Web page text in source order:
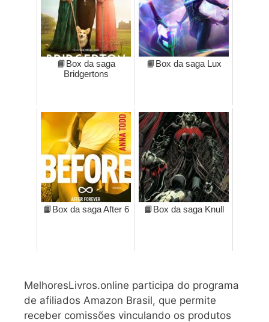
📙Box da saga
Bridgertons
📙Box da saga Lux
📙Box da saga After 6 📙Box da saga Knull
MelhoresLivros.online participa do programa
de afiliados Amazon Brasil, que permite
receber comissões vinculando os produtos